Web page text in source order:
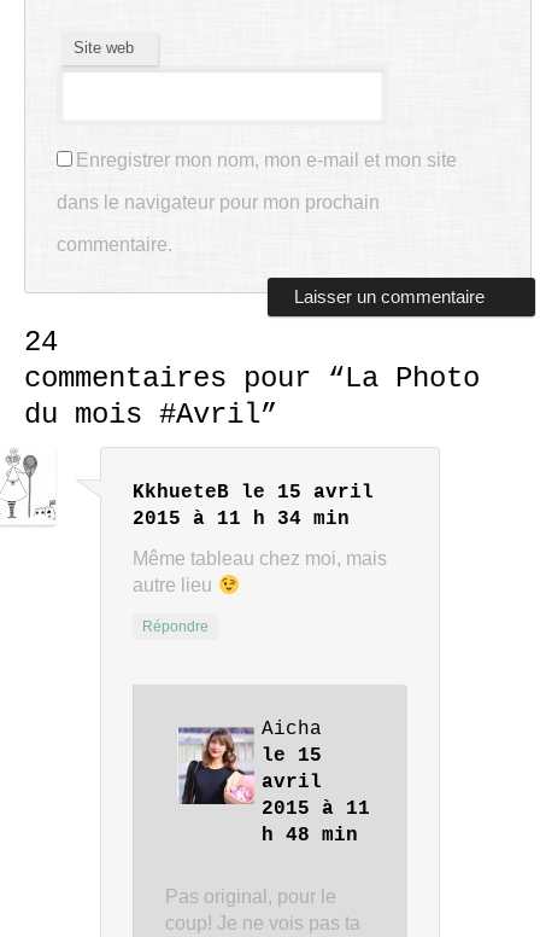
Site web
Enregistrer mon nom, mon e-mail et mon site
dans le navigateur pour mon prochain
commentaire.
24
commentaires pour “La Photo
du mois #Avril”
KkhueteB
le 15 avril
2015 à 11 h 34 min
Même tableau chez moi, mais
autre lieu
Répondre
Aicha
le 15
avril
2015 à 11
h 48 min
Pas original, pour le
coup! Je ne vois pas ta